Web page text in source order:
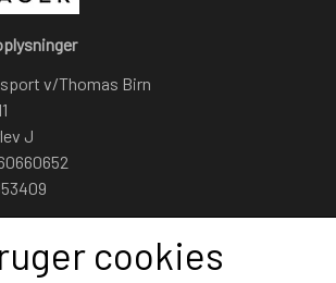
v/Thomas Birn
J
cookies